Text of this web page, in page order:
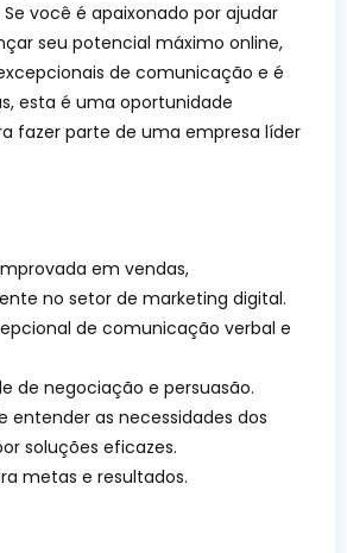
você é apaixonado por ajudar
seu potencial máximo online,
de comunicação e é
esta é uma oportunidade
fazer parte de uma empresa líder
em vendas,
no setor de marketing digital.
de comunicação verbal e
de negociação e persuasão.
entender as necessidades dos
soluções eficazes.
metas e resultados.